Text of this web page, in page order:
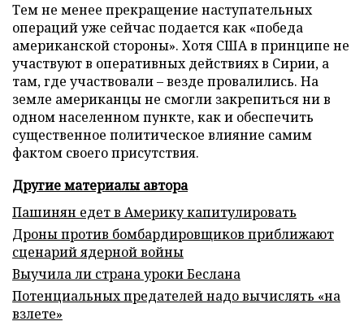
Тем не менее прекращение наступательных
операций уже сейчас подается как «победа
американской стороны». Хотя США в принципе не
участвуют в оперативных действиях в Сирии, а
там, где участвовали – везде провалились. На
земле американцы не смогли закрепиться ни в
одном населенном пункте, как и обеспечить
существенное политическое влияние самим
фактом своего присутствия.
Другие материалы автора
Пашинян едет в Америку капитулировать
Дроны против бомбардировщиков приближают
сценарий ядерной войны
Выучила ли страна уроки Беслана
Потенциальных предателей надо вычислять «на
взлете»